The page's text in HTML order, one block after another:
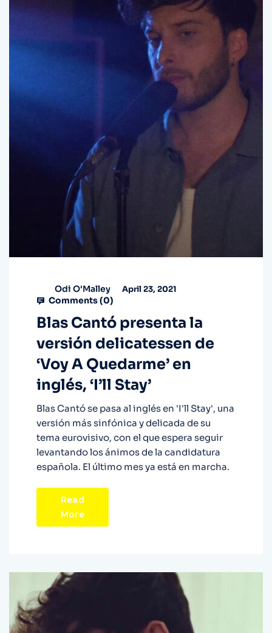
Odi O'Malley April 23, 2021
Comments (0)
Blas Cantó presenta la
versión delicatessen de
‘Voy A Quedarme’ en
inglés, ‘I’ll Stay’
Blas Cantó se pasa al inglés en 'I'll Stay', una
versión más sinfónica y delicada de su
tema eurovisivo, con el que espera seguir
levantando los ánimos de la candidatura
española. El último mes ya está en marcha.
Read
More